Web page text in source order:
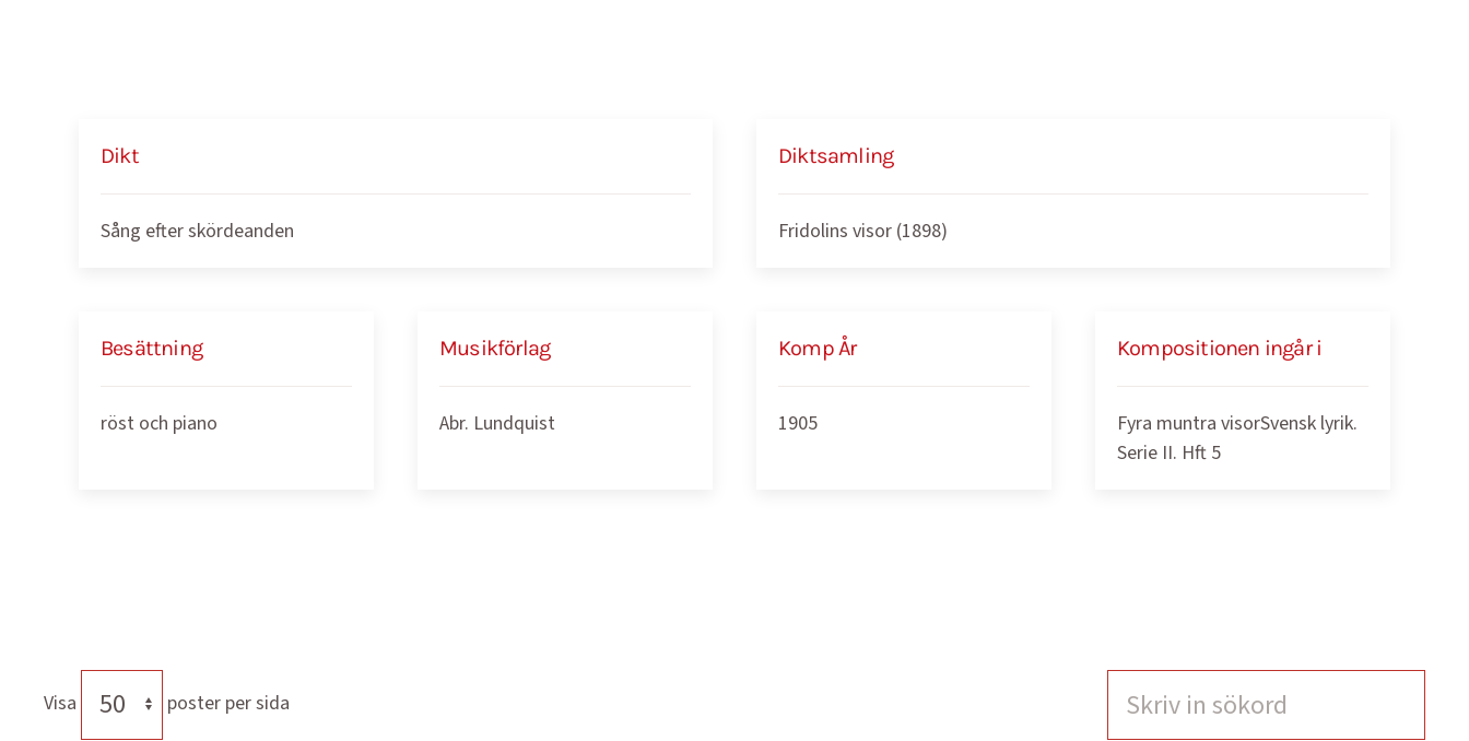
Dikt
Sång efter skördeanden
Diktsamling
Fridolins visor (1898)
Besättning
röst och piano
Musikförlag
Abr. Lundquist
Komp År
1905
Kompositionen ingår i
Fyra muntra visorSvensk lyrik.
Serie II. Hft 5
Visa poster per sida